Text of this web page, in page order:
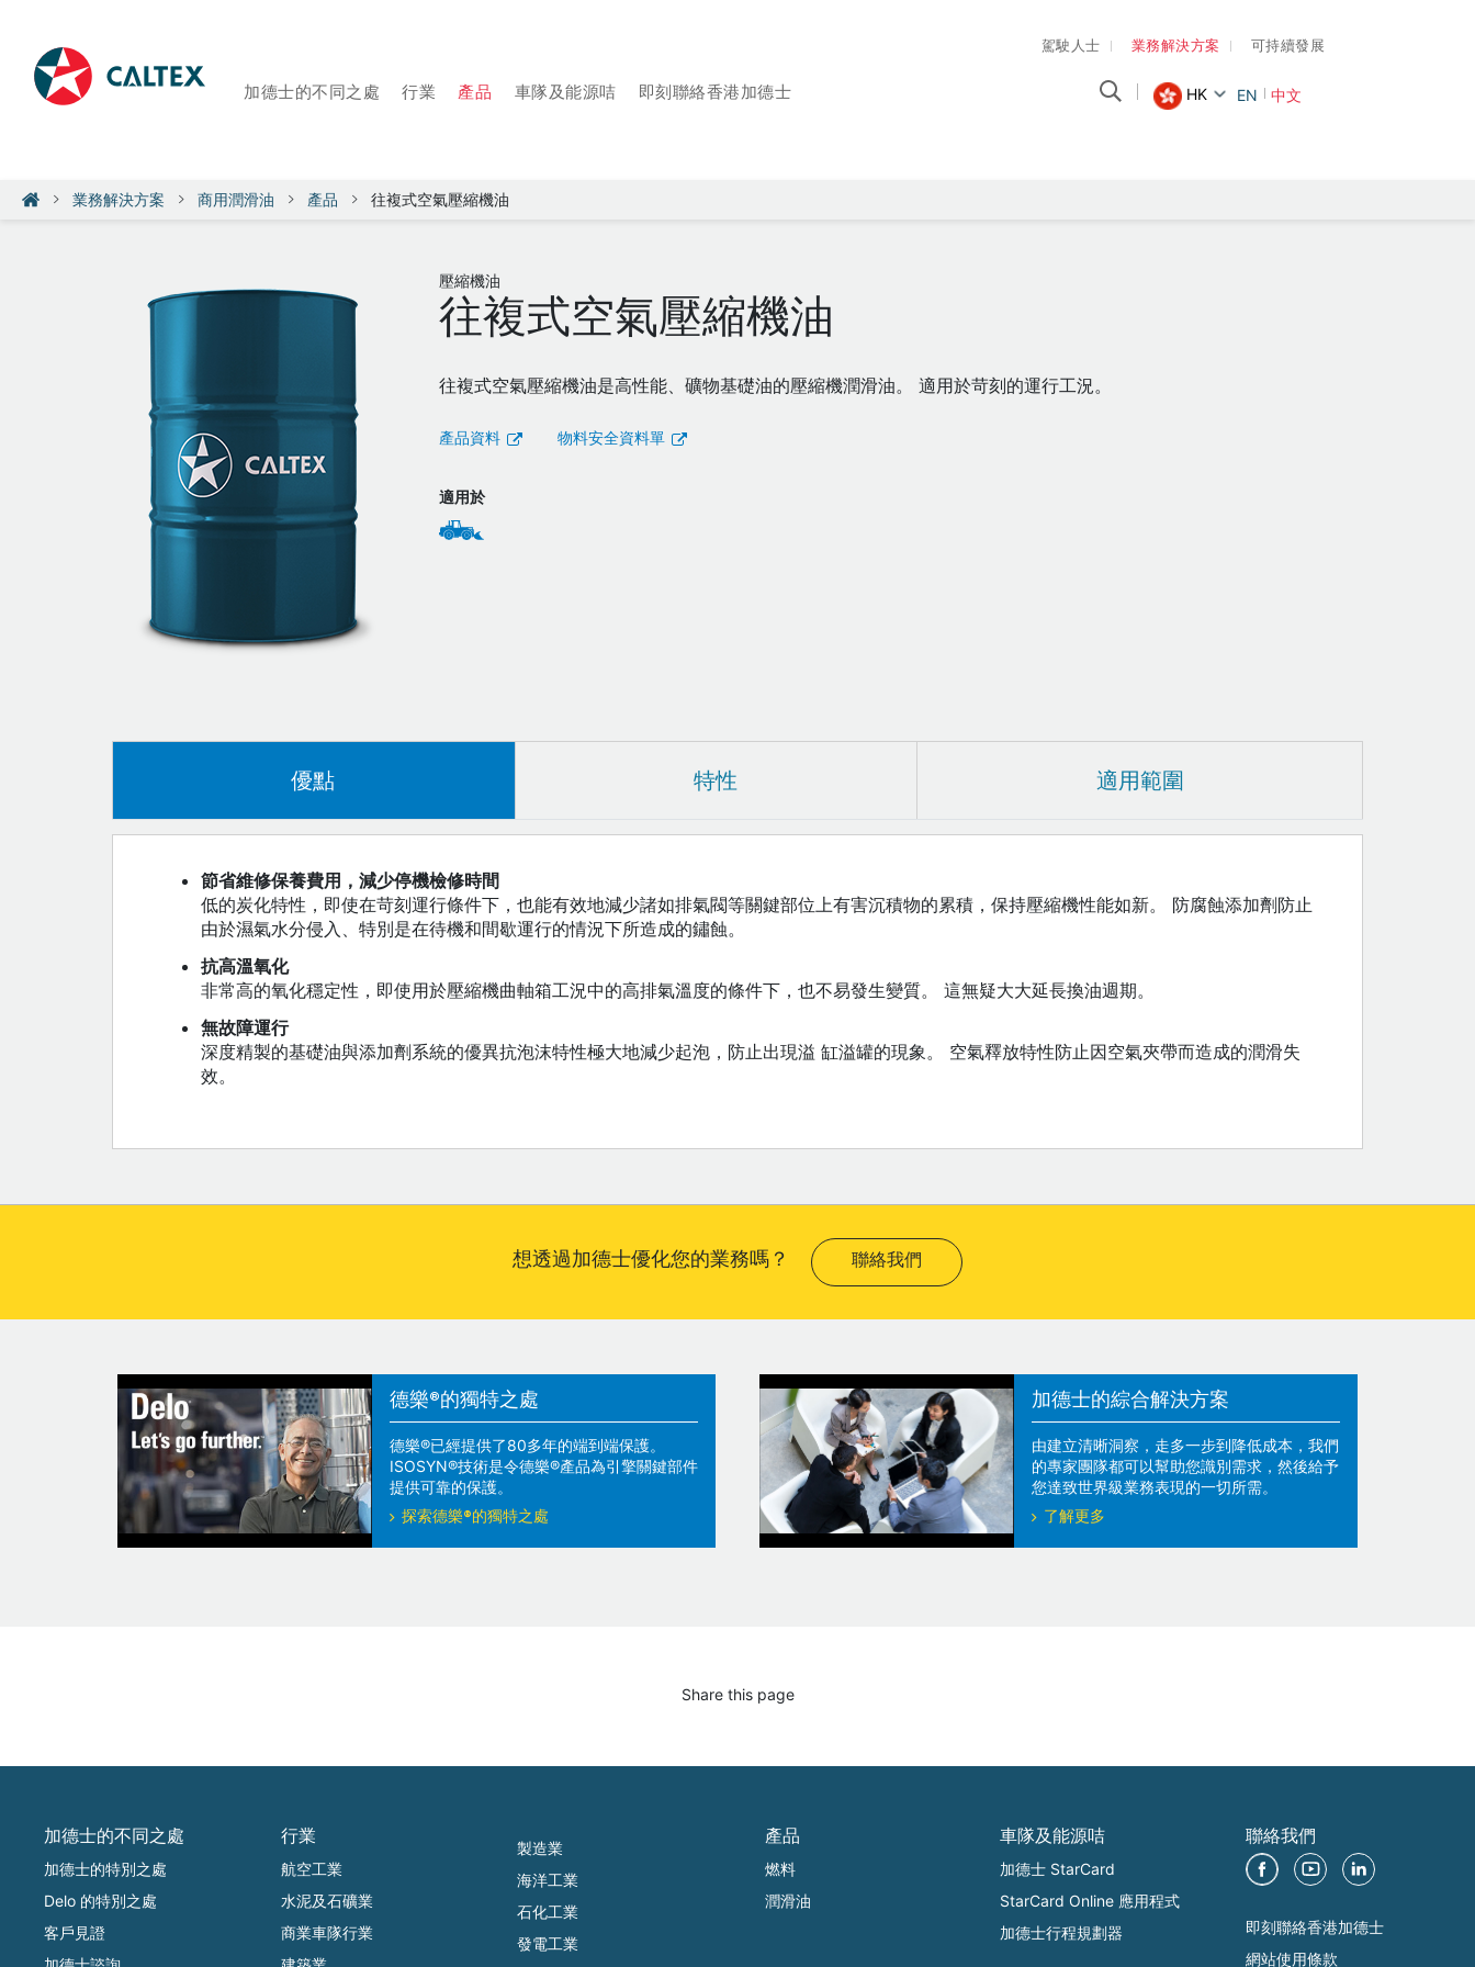
駕駛人士 業務解決方案 可持續發展
加德士的不同之處 行業 產品 車隊及能源咭 即刻聯絡香港加德士 HK EN 中文
業務解決方案 商用潤滑油 產品 往複式空氣壓縮機油
壓縮機油
往複式空氣壓縮機油
往複式空氣壓縮機油是高性能、礦物基礎油的壓縮機潤滑油。 適用於苛刻的運行工況。
產品資料 物料安全資料單
適用於
優點 特性 適用範圍
節省維修保養費用，減少停機檢修時間
低的炭化特性，即使在苛刻運行條件下，也能有效地減少諸如排氣閥等關鍵部位上有害沉積物的累積，保持壓縮機性能如新。 防腐蝕添加劑防止
由於濕氣水分侵入、特別是在待機和間歇運行的情況下所造成的鏽蝕。
抗高溫氧化
非常高的氧化穩定性，即使用於壓縮機曲軸箱工況中的高排氣溫度的條件下，也不易發生變質。 這無疑大大延長換油週期。
無故障運行
深度精製的基礎油與添加劑系統的優異抗泡沫特性極大地減少起泡，防止出現溢 缸溢罐的現象。 空氣釋放特性防止因空氣夾帶而造成的潤滑失
效。
想透過加德士優化您的業務嗎？ 聯絡我們
德樂®的獨特之處
德樂®已經提供了80多年的端到端保護。
ISOSYN®技術是令德樂®產品為引擎關鍵部件
提供可靠的保護。
探索德樂®的獨特之處
加德士的綜合解決方案
由建立清晰洞察，走多一步到降低成本，我們
的專家團隊都可以幫助您識別需求，然後給予
您達致世界級業務表現的一切所需。
了解更多
Share this page
加德士的不同之處
加德士的特別之處
Delo 的特別之處
客戶見證
行業
航空工業
水泥及石礦業
商業車隊行業
製造業
海洋工業
石化工業
發電工業
產品
燃料
潤滑油
車隊及能源咭
加德士 StarCard
StarCard Online 應用程式
加德士行程規劃器
聯絡我們
即刻聯絡香港加德士
網站使用條款